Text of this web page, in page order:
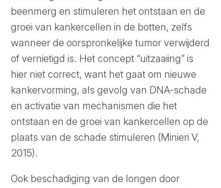
beenmerg en stimuleren het ontstaan en de
groei van kankercellen in de botten, zelfs
wanneer de oorspronkelijke tumor verwijderd
of vernietigd is. Het concept “uitzaaiing” is
hier niet correct, want het gaat om nieuwe
kankervorming, als gevolg van DNA-schade
en activatie van mechanismen die het
ontstaan en de groei van kankercellen op de
plaats van de schade stimuleren (Minieri V,
2015).
Ook beschadiging van de longen door